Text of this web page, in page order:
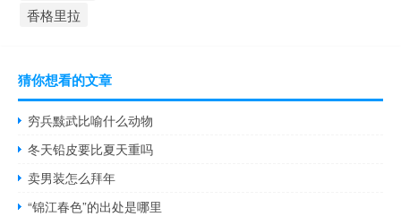
香格里拉
猜你想看的文章
穷兵黩武比喻什么动物
冬天铅皮要比夏天重吗
卖男装怎么拜年
“锦江春色”的出处是哪里